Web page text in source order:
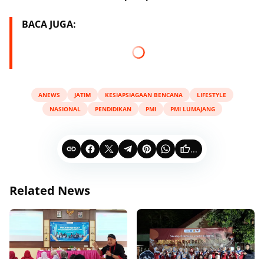
BACA JUGA:
ANEWS JATIM KESIAPSIAGAAN BENCANA
LIFESTYLE
NASIONAL
PENDIDIKAN PMI PMI LUMAJANG
...
Related News